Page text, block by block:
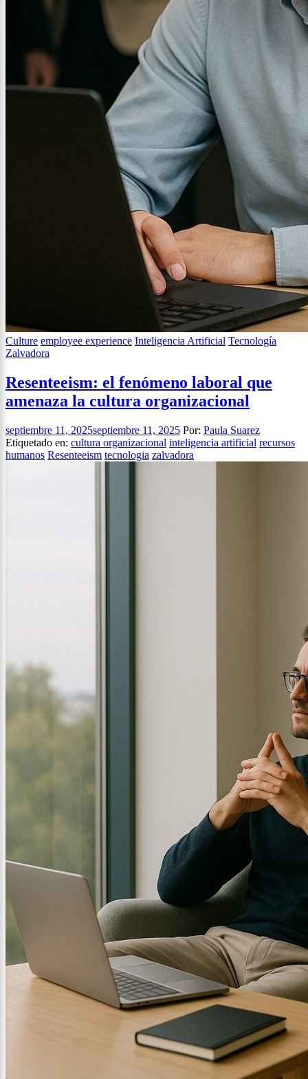
Culture employee experience Inteligencia Artificial Tecnología
Zalvadora
Resenteeism: el fenómeno laboral que
amenaza la cultura organizacional
septiembre 11, 2025septiembre 11, 2025 Por: Paula Suarez
Etiquetado en: cultura organizacional inteligencia artificial recursos
humanos Resenteeism tecnologia zalvadora